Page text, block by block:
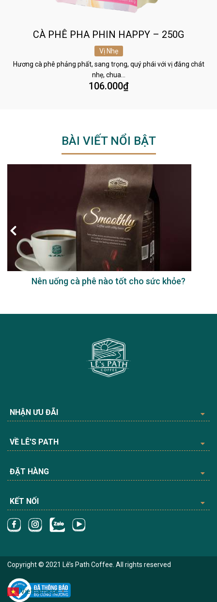
CÀ PHÊ PHA PHIN HAPPY – 250G
Vị Nhẹ
Hương cà phê phảng phất, sang trọng, quý phái với vị đắng chát
nhẹ, chua…
106.000₫
BÀI VIẾT NỔI BẬT
Nên uống cà phê nào tốt cho sức khỏe?
NHẬN ƯU ĐÃI
VỀ LÊ'S PATH
ĐẶT HÀNG
KẾT NỐI
Copyright © 2021 Lê’s Path Coffee. All rights reserved
Vietnamese ▼